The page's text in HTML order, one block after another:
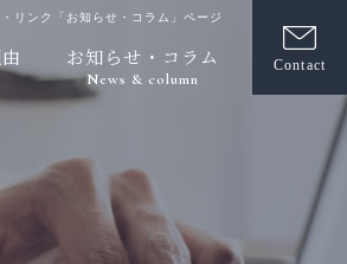
リンク「お知らせ・コラム」ページ
お知らせ・コラム
News & column
Contact